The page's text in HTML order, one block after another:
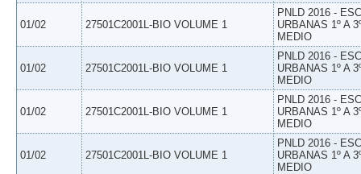
01/02 27501C2001L-BIO VOLUME 1
PNLD 2016 -
URBANAS 1º A
MEDIO
01/02 27501C2001L-BIO VOLUME 1
PNLD 2016 -
URBANAS 1º A
MEDIO
01/02 27501C2001L-BIO VOLUME 1
PNLD 2016 -
URBANAS 1º A
MEDIO
01/02 27501C2001L-BIO VOLUME 1
PNLD 2016 -
URBANAS 1º A
MEDIO